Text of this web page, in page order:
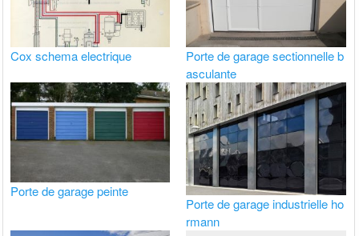
Cox schema electrique
Porte de garage sectionnelle b
asculante
Porte de garage peinte
Porte de garage industrielle ho
rmann